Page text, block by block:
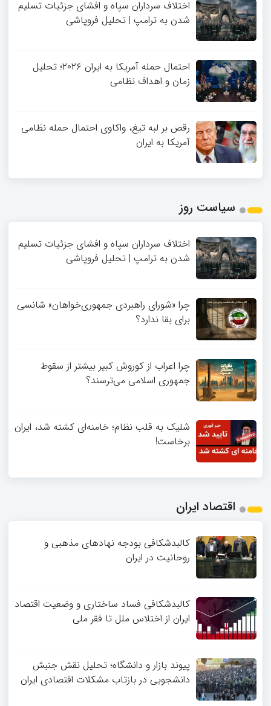
اختلاف سرداران سپاه و افشای جزئیات تسلیم
شدن به ترامپ | تحلیل فروپاشی
احتمال حمله آمریکا به ایران ۲۰۲۶؛ تحلیل
زمان و اهداف نظامی
رقص بر لبه تیغ، واکاوی احتمال حمله نظامی
آمریکا به ایران
سیاست روز
اختلاف سرداران سپاه و افشای جزئیات تسلیم
شدن به ترامپ | تحلیل فروپاشی
چرا «شورای راهبردی جمهوری‌خواهان» شانسی
برای بقا ندارد؟
چرا اعراب از کوروش کبیر بیشتر از سقوط
جمهوری اسلامی می‌ترسند؟
شلیک به قلب نظام؛ خامنه‌ای کشته شد، ایران
برخاست!
اقتصاد ایران
کالبدشکافی بودجه نهادهای مذهبی و
روحانیت در ایران
کالبدشکافی فساد ساختاری و وضعیت اقتصاد
ایران از اختلاس ملل تا فقر ملی
پیوند بازار و دانشگاه؛ تحلیل نقش جنبش
دانشجویی در بازتاب مشکلات اقتصادی ایران